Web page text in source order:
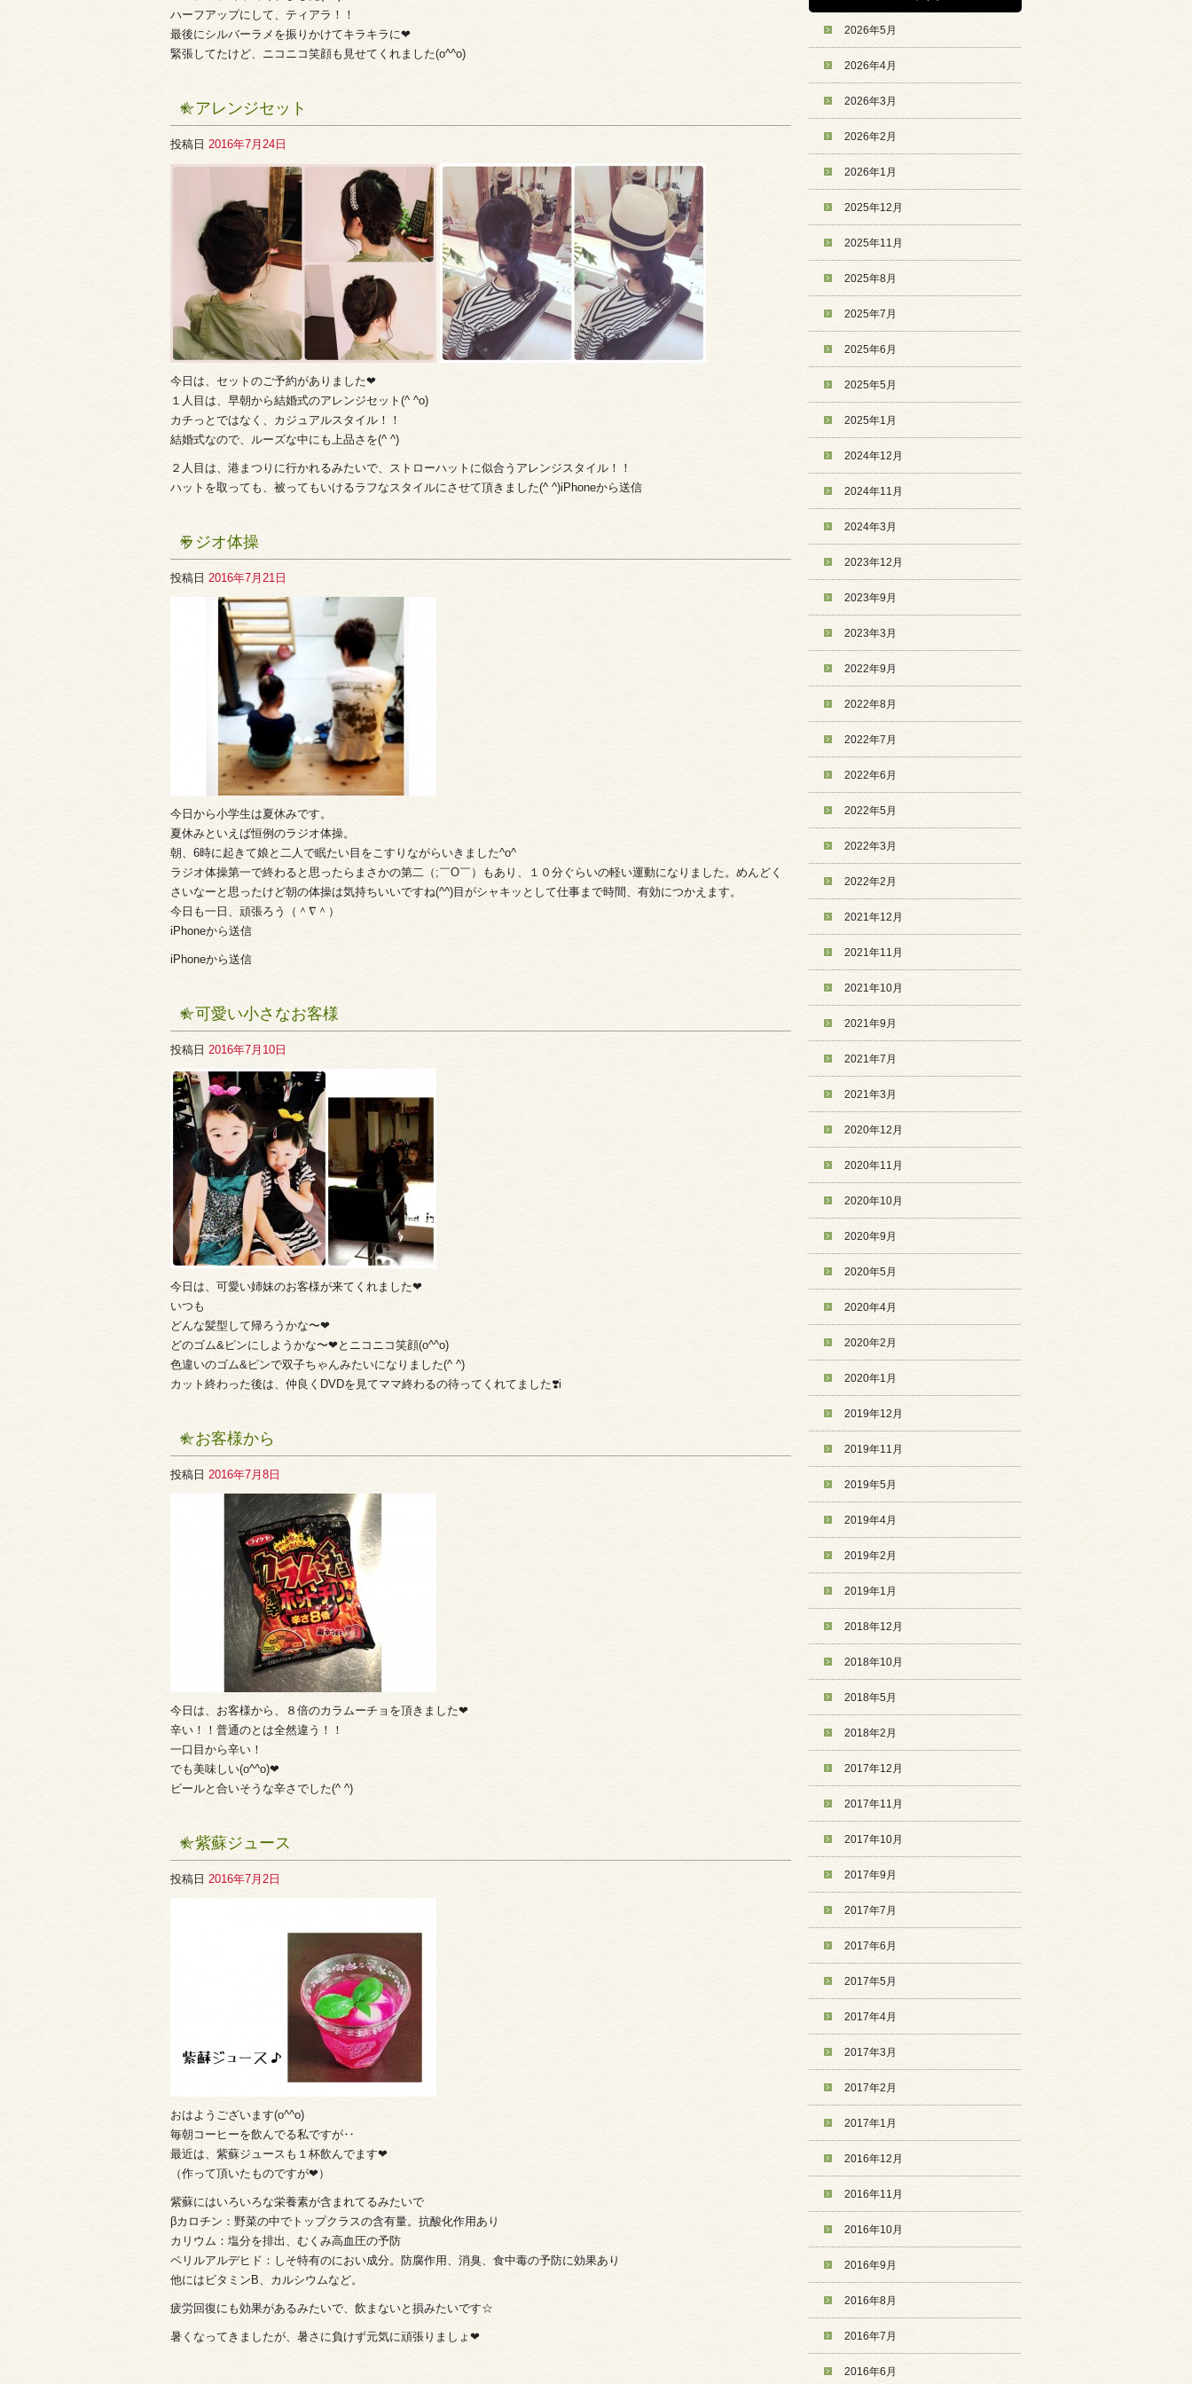
ハーフアップにして、ティアラ！！
最後にシルバーラメを振りかけてキラキラに❤︎
緊張してたけど、ニコニコ笑顔も見せてくれました(o^^o)
☆アレンジセット
投稿日 2016年7月24日
今日は、セットのご予約がありました❤︎
１人目は、早朝から結婚式のアレンジセット(^ ^o)
カチっとではなく、カジュアルスタイル！！
結婚式なので、ルーズな中にも上品さを(^ ^)
２人目は、港まつりに行かれるみたいで、ストローハットに似合うアレンジスタイル！！
ハットを取っても、被ってもいけるラフなスタイルにさせて頂きました(^ ^)iPhoneから送信
ラジオ体操
投稿日 2016年7月21日
今日から小学生は夏休みです。
夏休みといえば恒例のラジオ体操。
朝、6時に起きて娘と二人で眠たい目をこすりながらいきました^o^
ラジオ体操第一で終わると思ったらまさかの第二（;￣O￣）もあり、１０分ぐらいの軽い運動になりました。めんどく
さいなーと思ったけど朝の体操は気持ちいいですね(^^)目がシャキッとして仕事まで時間、有効につかえます。
今日も一日、頑張ろう（＾∇＾）
iPhoneから送信
iPhoneから送信
☆可愛い小さなお客様
投稿日 2016年7月10日
今日は、可愛い姉妹のお客様が来てくれました❤︎
いつも
どんな髪型して帰ろうかな〜❤︎
どのゴム&ピンにしようかな〜❤︎とニコニコ笑顔(o^^o)
色違いのゴム&ピンで双子ちゃんみたいになりました(^ ^)
カット終わった後は、仲良くDVDを見てママ終わるの待ってくれてました❣️i
☆お客様から
投稿日 2016年7月8日
今日は、お客様から、８倍のカラムーチョを頂きました❤︎
辛い！！普通のとは全然違う！！
一口目から辛い！
でも美味しい(o^^o)❤︎
ビールと合いそうな辛さでした(^ ^)
☆紫蘇ジュース
投稿日 2016年7月2日
おはようございます(o^^o)
毎朝コーヒーを飲んでる私ですが‥
最近は、紫蘇ジュースも１杯飲んでます❤︎
（作って頂いたものですが❤︎）
紫蘇にはいろいろな栄養素が含まれてるみたいで
βカロチン：野菜の中でトップクラスの含有量。抗酸化作用あり
カリウム：塩分を排出、むくみ高血圧の予防
ペリルアルデヒド：しそ特有のにおい成分。防腐作用、消臭、食中毒の予防に効果あり
他にはビタミンB、カルシウムなど。
疲労回復にも効果があるみたいで、飲まないと損みたいです☆
暑くなってきましたが、暑さに負けず元気に頑張りましょ❤︎
2026年5月
2026年4月
2026年3月
2026年2月
2026年1月
2025年12月
2025年11月
2025年8月
2025年7月
2025年6月
2025年5月
2025年1月
2024年12月
2024年11月
2024年3月
2023年12月
2023年9月
2023年3月
2022年9月
2022年8月
2022年7月
2022年6月
2022年5月
2022年3月
2022年2月
2021年12月
2021年11月
2021年10月
2021年9月
2021年7月
2021年3月
2020年12月
2020年11月
2020年10月
2020年9月
2020年5月
2020年4月
2020年2月
2020年1月
2019年12月
2019年11月
2019年5月
2019年4月
2019年2月
2019年1月
2018年12月
2018年10月
2018年5月
2018年2月
2017年12月
2017年11月
2017年10月
2017年9月
2017年7月
2017年6月
2017年5月
2017年4月
2017年3月
2017年2月
2017年1月
2016年12月
2016年11月
2016年10月
2016年9月
2016年8月
2016年7月
2016年6月